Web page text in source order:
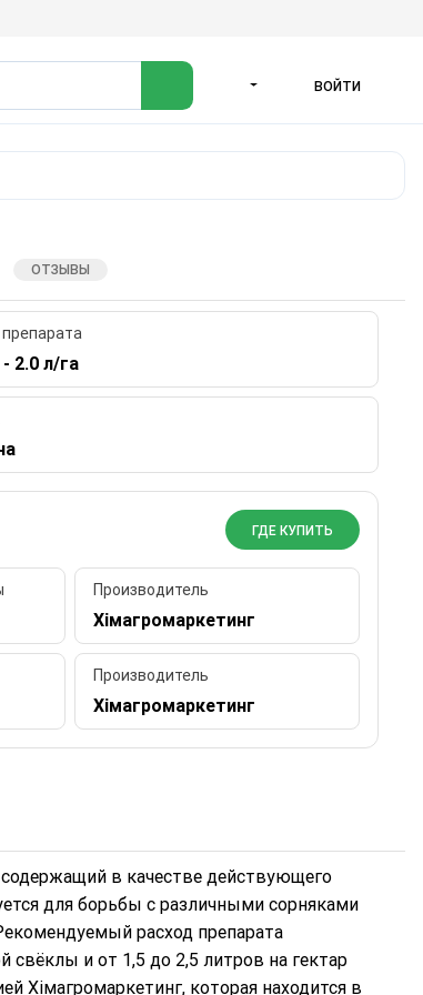
ВОЙТИ
ОТЗЫВЫ
препарата
2.0 л/га
ГДЕ КУПИТЬ
Производитель
Хімагромаркетинг
Производитель
Хімагромаркетинг
в качестве действующего
для борьбы с различными сорняками
расход препарата
свёклы и от 1,5 до 2,5 литров на гектар
Хімагромаркетинг, которая находится в